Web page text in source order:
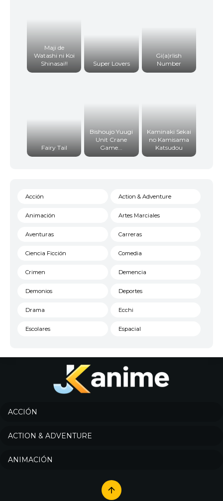
Maji de
Watashi ni Koi
Shinasai!!
Super Lovers
Gi(a)rlish
Number
Fairy Tail
Bishoujo Yuugi
Unit Crane
Game...
Kaminaki Sekai
no Kamisama
Katsudou
Acción Action & Adventure
Animación Artes Marciales
Aventuras Carreras
Ciencia Ficción Comedia
Crimen Demencia
Demonios Deportes
Drama Ecchi
Escolares Espacial
Historico
Josei
Música
Romance
ACCIÓN
ACTION & ADVENTURE
ANIMACIÓN